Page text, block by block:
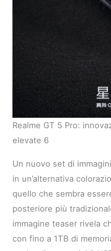
Realme GT 5 Pro:
elevate 6
Un nuovo set di
in un’alternativa
quello che sembra
posteriore più
immagine teaser rivela
con fino a 1TB di